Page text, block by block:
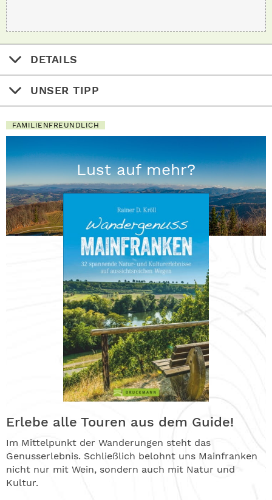
DETAILS
UNSER TIPP
FAMILIENFREUNDLICH
Lust auf mehr?
Erlebe alle Touren aus dem Guide!
Im Mittelpunkt der Wanderungen steht das
Genusserlebnis. Schließlich belohnt uns Mainfranken
nicht nur mit Wein, sondern auch mit Natur und
Kultur.